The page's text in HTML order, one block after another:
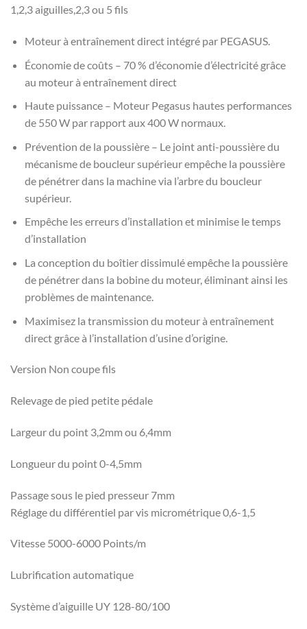
1,2,3 aiguilles,2,3 ou 5 fils
Moteur à entraînement direct intégré par PEGASUS.
Économie de coûts – 70 % d’économie d’électricité grâce
au moteur à entraînement direct
Haute puissance – Moteur Pegasus hautes performances
de 550 W par rapport aux 400 W normaux.
Prévention de la poussière – Le joint anti-poussière du
mécanisme de boucleur supérieur empêche la poussière
de pénétrer dans la machine via l’arbre du boucleur
supérieur.
Empêche les erreurs d’installation et minimise le temps
d’installation
La conception du boîtier dissimulé empêche la poussière
de pénétrer dans la bobine du moteur, éliminant ainsi les
problèmes de maintenance.
Maximisez la transmission du moteur à entraînement
direct grâce à l’installation d’usine d’origine.
Version Non coupe fils
Relevage de pied petite pédale
Largeur du point 3,2mm ou 6,4mm
Longueur du point 0-4,5mm
Passage sous le pied presseur 7mm
Réglage du différentiel par vis micrométrique 0,6-1,5
Vitesse 5000-6000 Points/m
Lubrification automatique
Système d’aiguille UY 128-80/100